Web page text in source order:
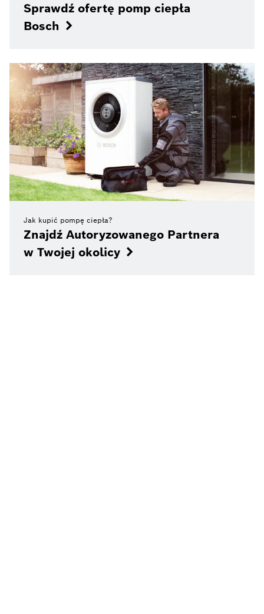
Sprawdź ofertę pomp ciepła
Bosch
Jak kupić pompę ciepła?
Znajdź Autoryzowanego Partnera
w Twojej okolicy